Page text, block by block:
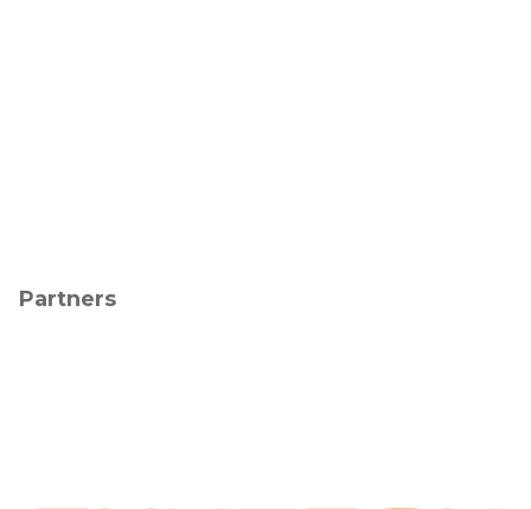
Partners